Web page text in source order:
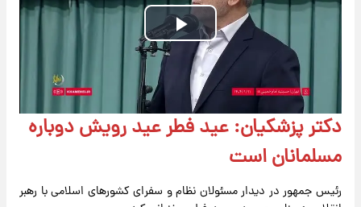
Play
Video
دکتر پزشکیان: عید فطر عید رویش دوباره
مسلمانان است
رئیس‌ جمهور در دیدار مسئولان نظام و سفرای کشورهای اسلامی با رهبر